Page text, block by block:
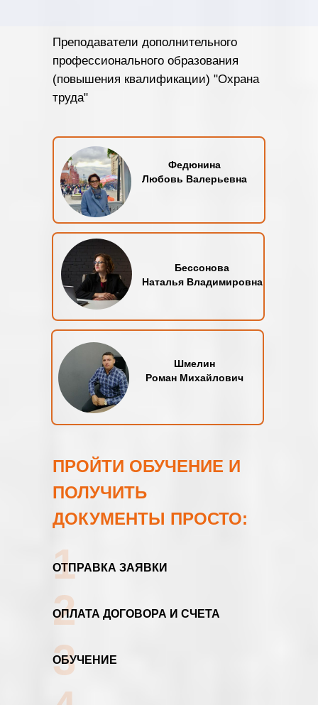
Преподаватели дополнительного
профессионального образования
(повышения квалификации) "Охрана
труда"
Федюнина
Любовь Валерьевна
Бессонова
Наталья Владимировна
Шмелин
Роман Михайлович
ПРОЙТИ ОБУЧЕНИЕ И
ПОЛУЧИТЬ
ДОКУМЕНТЫ ПРОСТО:
ОТПРАВКА ЗАЯВКИ
1
2
3
ОПЛАТА ДОГОВОРА И СЧЕТА
ОБУЧЕНИЕ